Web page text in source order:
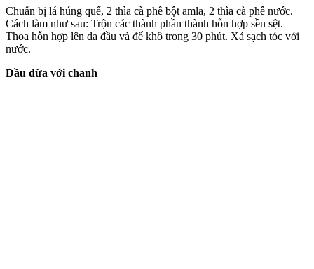
Chuẩn bị lá húng quế, 2 thìa cà phê bột amla, 2 thìa cà phê nước.
Cách làm như sau: Trộn các thành phần thành hỗn hợp sền sệt.
Thoa hỗn hợp lên da đầu và để khô trong 30 phút. Xả sạch tóc với
nước.
Dầu dừa với chanh